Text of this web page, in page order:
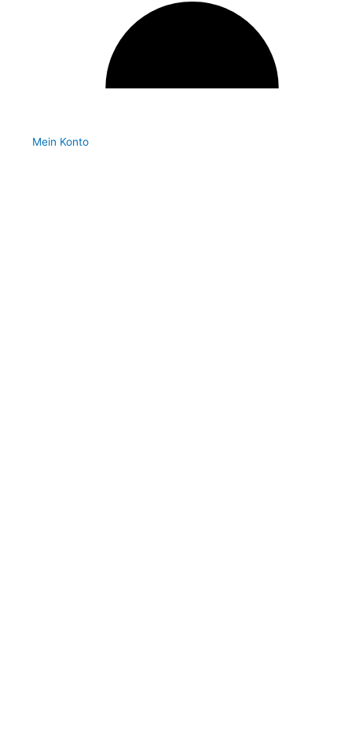
Mein Konto